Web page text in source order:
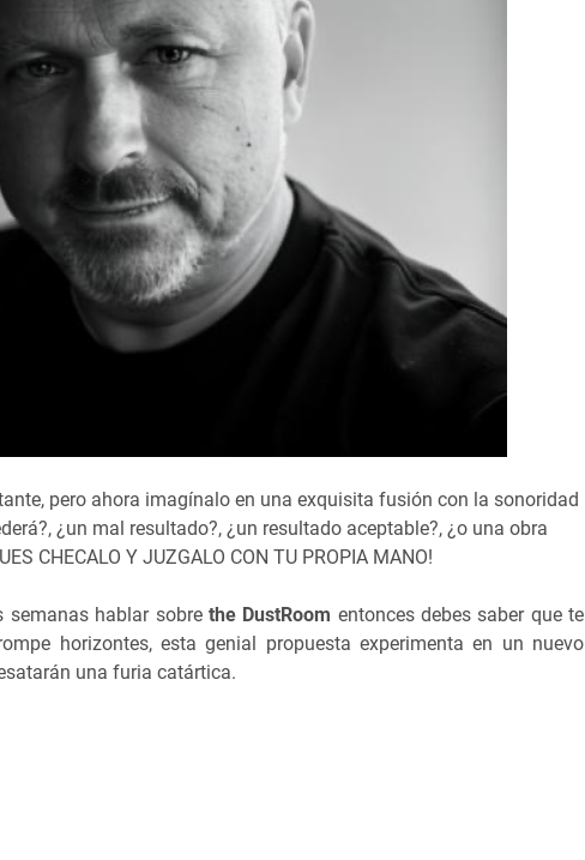
pero ahora imagínalo en una exquisita fusión con la sonoridad
¿un mal resultado?, ¿un resultado aceptable?, ¿o una obra
CHECALO Y JUZGALO CON TU PROPIA MANO!
semanas hablar sobrethe DustRoom entonces debes saber que te
horizontes, esta genial propuesta experimenta en un nuevo
una furia catártica.